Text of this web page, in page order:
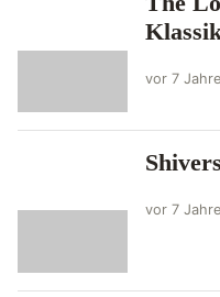
vor 7
vor 7